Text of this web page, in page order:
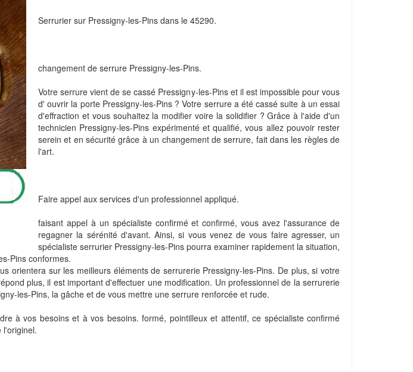
Serrurier sur Pressigny-les-Pins dans le 45290.
changement de serrure Pressigny-les-Pins.
Votre serrure vient de se cassé Pressigny-les-Pins et il est impossible pour vous
d' ouvrir la porte Pressigny-les-Pins ? Votre serrure a été cassé suite à un essai
d'effraction et vous souhaitez la modifier voire la solidifier ? Grâce à l'aide d'un
technicien Pressigny-les-Pins expérimenté et qualifié, vous allez pouvoir rester
serein et en sécurité grâce à un changement de serrure, fait dans les règles de
l'art.
Faire appel aux services d'un professionnel appliqué.
faisant appel à un spécialiste confirmé et confirmé, vous avez l'assurance de
regagner la sérénité d'avant. Ainsi, si vous venez de vous faire agresser, un
spécialiste serrurier Pressigny-les-Pins pourra examiner rapidement la situation,
Pins conformes.
orientera sur les meilleurs éléments de serrurerie Pressigny-les-Pins. De plus, si votre
plus, il est important d'effectuer une modification. Un professionnel de la serrurerie
les-Pins, la gâche et de vous mettre une serrure renforcée et rude.
à vos besoins et à vos besoins. formé, pointilleux et attentif, ce spécialiste confirmé
l'originel.